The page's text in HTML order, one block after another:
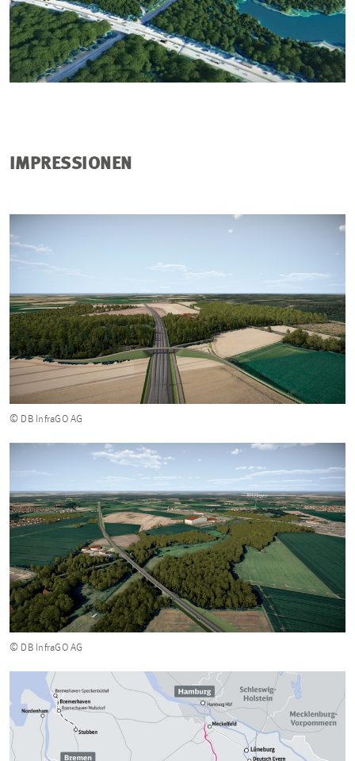
IMPRESSIONEN
© DB InfraGO AG
© DB InfraGO AG